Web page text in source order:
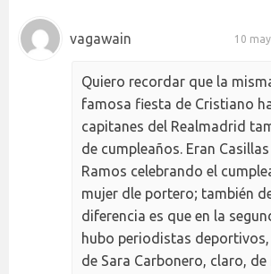
vagawain 10
Quiero recordar que la
famosa fiesta de Cristiano
capitanes del Realmadrid
de cumpleaños. Eran
Ramos celebrando el
mujer dle portero; también
diferencia es que en la
hubo periodistas
de Sara Carbonero, claro, de